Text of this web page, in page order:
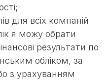
для всіх компаній
я можу обрати
результати по
обліком, за
з урахуванням